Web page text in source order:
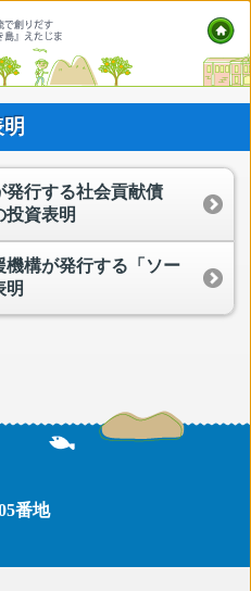
発行する社会貢献債
投資表明
構が発行する「ソー
明
番地